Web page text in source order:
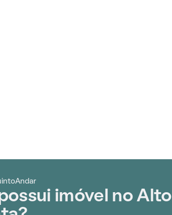
imóvel no Alto